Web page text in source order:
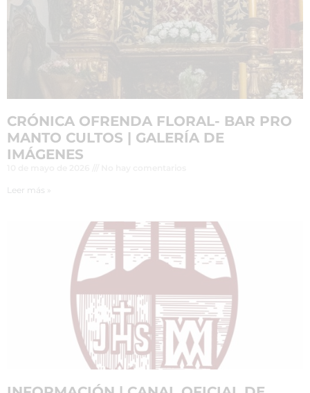
CRÓNICA OFRENDA FLORAL- BAR PRO
MANTO CULTOS | GALERÍA DE
IMÁGENES
Leer más »